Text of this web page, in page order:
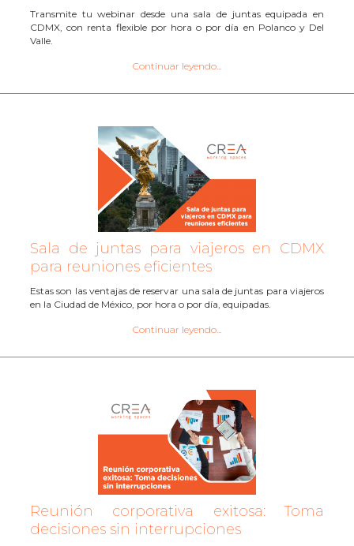
Transmite tu webinar desde una sala de juntas equipada en
CDMX, con renta flexible por hora o por día en Polanco y Del
Valle.
Continuar leyendo...
Sala de juntas para viajeros en CDMX
para reuniones eficientes
Estas son las ventajas de reservar una sala de juntas para viajeros
en la Ciudad de México, por hora o por día, equipadas.
Continuar leyendo...
Reunión corporativa exitosa: Toma
decisiones sin interrupciones